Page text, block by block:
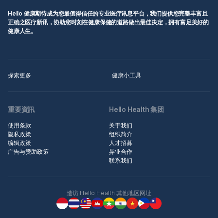
Hello 健康期待成为您最值得信任的专业医疗讯息平台，我们提供您完整丰富且
正确之医疗新讯，协助您时刻在健康保健的道路做出最佳决定，拥有富足美好的
健康人生。
探索更多 健康小工具
重要資訊
使用条款
隐私政策
编辑政策
广告与赞助政策
Hello Health 集团
关于我们
组织简介
人才招募
异业合作
联系我们
造访 Hello Health 其他地区网址